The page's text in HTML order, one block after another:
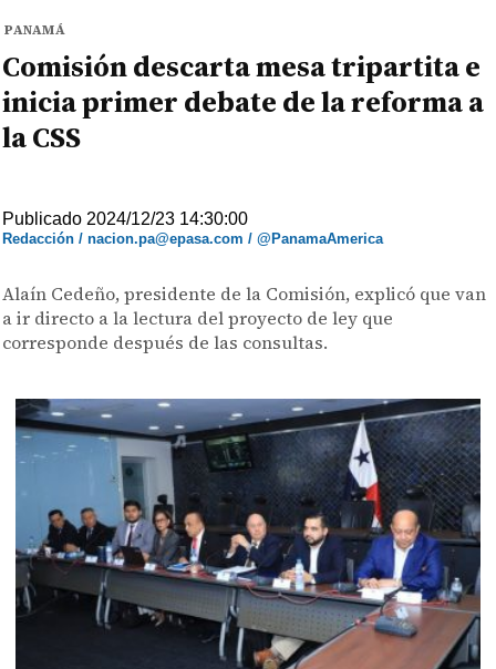
PANAMÁ
Comisión descarta mesa tripartita e
inicia primer debate de la reforma a
la CSS
Publicado 2024/12/23 14:30:00
Redacción / nacion.pa@epasa.com / @PanamaAmerica
Alaín Cedeño, presidente de la Comisión, explicó que van
a ir directo a la lectura del proyecto de ley que
corresponde después de las consultas.